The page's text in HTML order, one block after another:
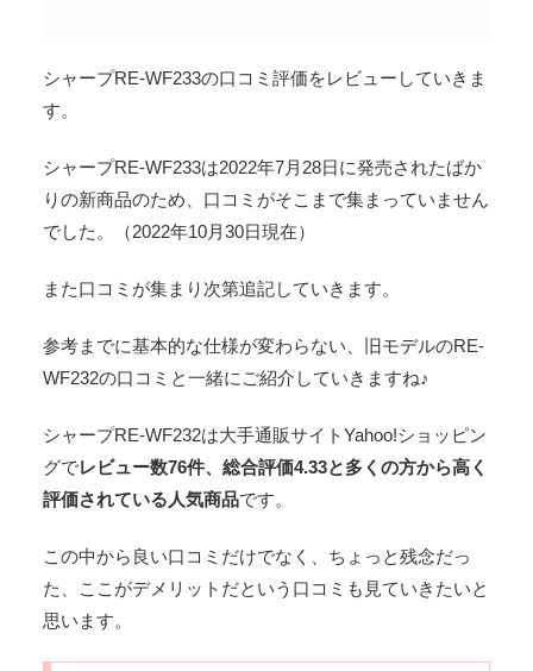
シャープRE-WF233の口コミ評価をレビューしていきま
す。
シャープRE-WF233は2022年7月28日に発売されたばか
りの新商品のため、口コミがそこまで集まっていません
でした。（2022年10月30日現在）
また口コミが集まり次第追記していきます。
参考までに基本的な仕様が変わらない、旧モデルのRE‐
WF232の口コミと一緒にご紹介していきますね♪
シャープRE-WF232は大手通販サイトYahoo!ショッピン
グでレビュー数76件、総合評価4.33と多くの方から高く
評価されている人気商品です。
この中から良い口コミだけでなく、ちょっと残念だっ
た、ここがデメリットだという口コミも見ていきたいと
思います。